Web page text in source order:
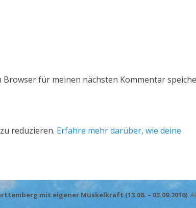
Browser für meinen nächsten Kommentar
reduzieren. Erfahre mehr darüber, wie deine
mit eigener Muskelkraft (13.08. – 03.09.2016).